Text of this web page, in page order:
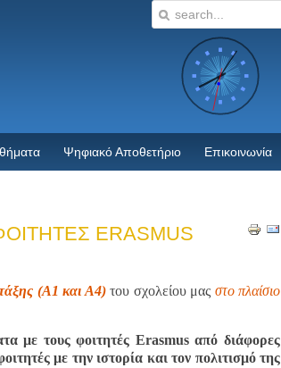
Ψηφιακό Αποθετήριο Επικοινωνία
ERASMUS
(Α1 και Α4)του σχολείου μας στο πλαίσιο
με τους φοιτητές Erasmus από διάφορες
με την ιστορία και τον πολιτισμό της